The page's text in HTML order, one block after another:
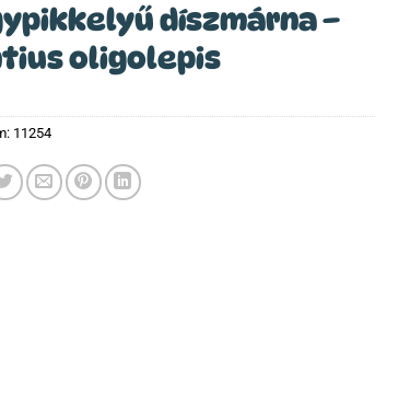
díszmárna –
oligolepis
11254